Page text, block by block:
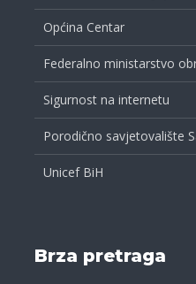
Općina Centar
Federalno ministarstvo
Sigurnost na internetu
Porodično savjetovalište
Unicef BiH
Brza pretraga